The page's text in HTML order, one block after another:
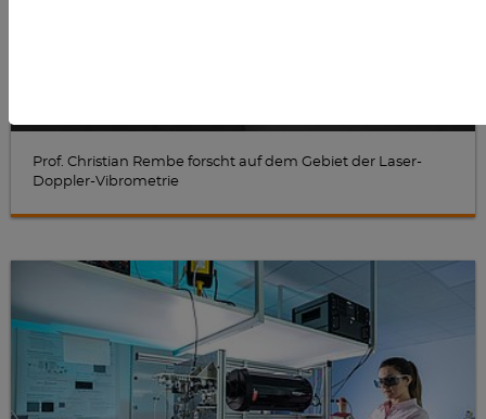
Prof. Christian Rembe forscht auf dem Gebiet der Laser-
Doppler-Vibrometrie